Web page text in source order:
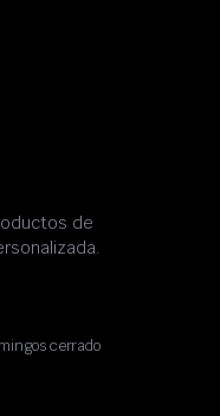
de
cerrado